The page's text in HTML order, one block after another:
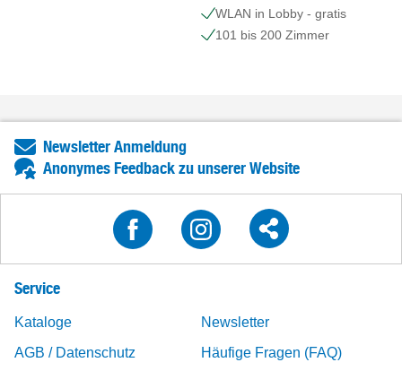
WLAN in Lobby - gratis
101 bis 200 Zimmer
Newsletter Anmeldung
Anonymes Feedback zu unserer Website
Service
Kataloge
Newsletter
AGB / Datenschutz
Häufige Fragen (FAQ)